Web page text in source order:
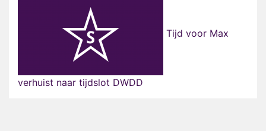
Tijd voor Max
verhuist naar tijdslot DWDD